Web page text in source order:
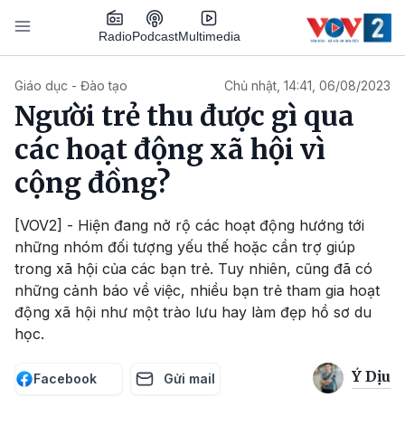
Nhảy đến nội dung
RadioPodcastMultimedia
Giáo dục - Đào tạo Chủ nhật, 14:41, 06/08/2023
Người trẻ thu được gì qua
các hoạt động xã hội vì
cộng đồng?
[VOV2] - Hiện đang nở rộ các hoạt động hướng tới
những nhóm đối tượng yếu thế hoặc cần trợ giúp
trong xã hội của các bạn trẻ. Tuy nhiên, cũng đã có
những cảnh báo về việc, nhiều bạn trẻ tham gia hoạt
động xã hội như một trào lưu hay làm đẹp hồ sơ du
học.
Facebook Gửi mail Ý Dịu